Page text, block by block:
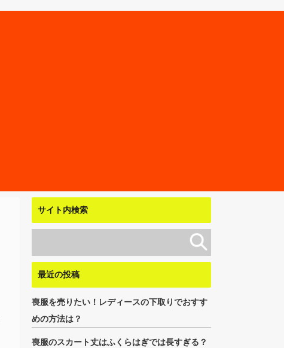
サイト内検索
最近の投稿
喪服を売りたい！レディースの下取りでおすす
めの方法は？
喪服のスカート丈はふくらはぎでは長すぎる？